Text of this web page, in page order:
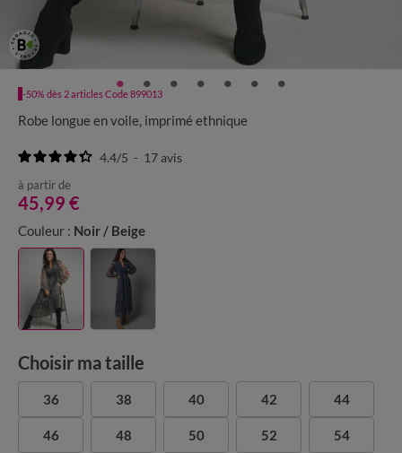
-50% dès 2 articles Code 899013
Robe longue en voile, imprimé ethnique
4.4/5 - 17avis
à partir de
45,99 €
Couleur : Noir / Beige
Choisir ma taille
36 38 40 42 44
46 48 50 52 54